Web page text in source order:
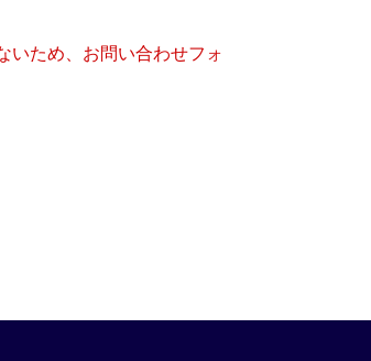
いため、お問い合わせフォ